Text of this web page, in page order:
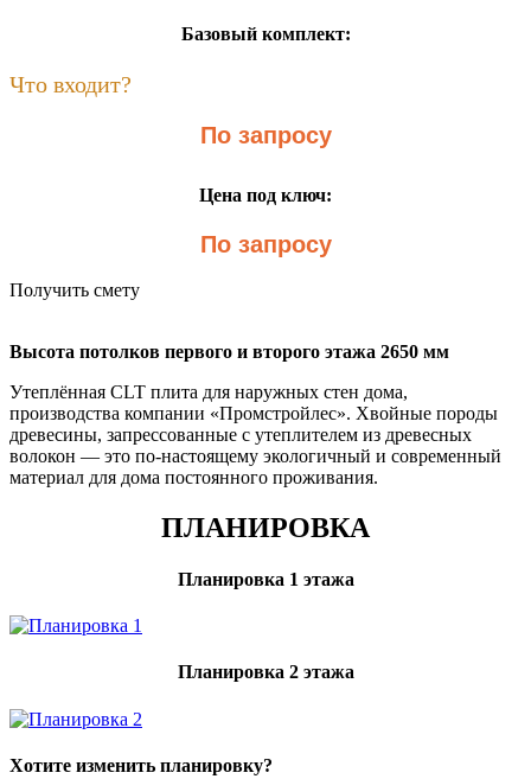
Базовый комплект:
Что входит?
По запросу
Цена под ключ:
По запросу
Получить смету
Высота потолков первого и второго этажа 2650 мм
Утеплённая CLT плита для наружных стен дома,
производства компании «Промстройлес». Хвойные породы
древесины, запрессованные с утеплителем из древесных
волокон — это по-настоящему экологичный и современный
материал для дома постоянного проживания.
ПЛАНИРОВКА
Планировка 1 этажа
Планировка 2 этажа
Хотите изменить планировку?